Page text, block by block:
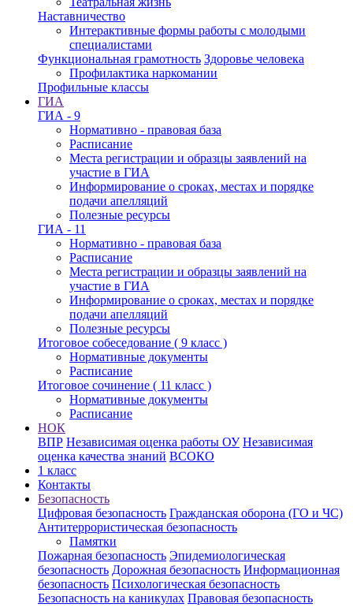
Наставничество
Интерактивные формы работы с молодыми
специалистами
Функциональная грамотность Здоровье человека
Профилактика наркомании
Профильные классы
ГИА
ГИА - 9
Нормативно - правовая база
Расписание
Места регистрации и образцы заявлений на
участие в ГИА
Информирование о сроках, местах и порядке
подачи апелляций
Полезные ресурсы
ГИА - 11
Нормативно - правовая база
Расписание
Места регистрации и образцы заявлений на
участие в ГИА
Информирование о сроках, местах и порядке
подачи апелляций
Полезные ресурсы
Итоговое собеседование ( 9 класс )
Нормативные документы
Расписание
Итоговое сочинение ( 11 класс )
Нормативные документы
Расписание
НОК
ВПР Независимая оценка работы ОУ Независимая
оценка качества знаний ВСОКО
1 класс
Контакты
Безопасность
Цифровая безопасность Гражданская оборона (ГО и ЧС)
Антитеррористическая безопасность
Памятки
Пожарная безопасность Эпидемиологическая
безопасность Дорожная безопасность Информационная
безопасность Психологическая безопасность
Безопасность на каникулах Правовая безопасность